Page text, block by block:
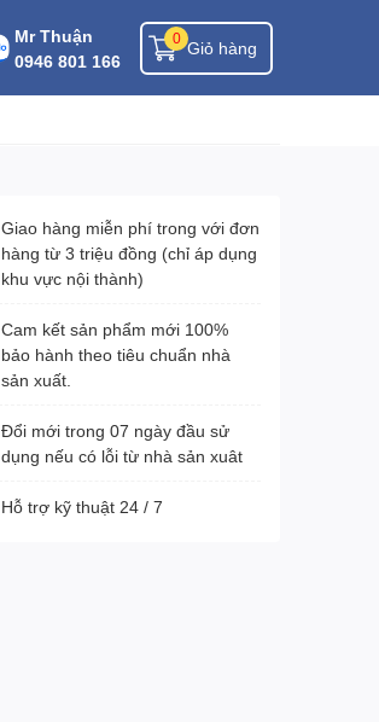
Mr Thuận
0946 801 166
Giỏ hàng
0
Giao hàng miễn phí trong với đơn
hàng từ 3 triệu đồng (chỉ áp dụng
khu vực nội thành)
Cam kết sản phẩm mới 100%
bảo hành theo tiêu chuẩn nhà
sản xuất.
Đổi mới trong 07 ngày đầu sử
dụng nếu có lỗi từ nhà sản xuât
Hỗ trợ kỹ thuật 24 / 7